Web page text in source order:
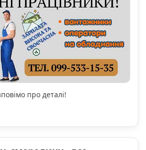
про деталі!